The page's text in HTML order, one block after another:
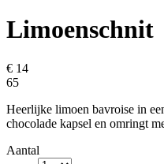
Limoenschnit
€ 14
65
Heerlijke limoen bavroise in
chocolade kapsel en omringt
Aantal